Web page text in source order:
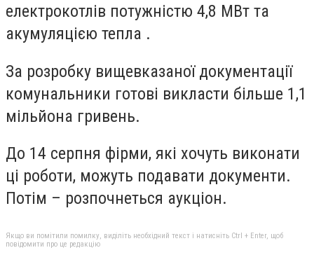
електрокотлів потужністю 4,8 МВт та
акумуляцією тепла .
За розробку вищевказаної документації
комунальники готові викласти більше 1,1
мільйона гривень.
До 14 серпня фірми, які хочуть виконати
ці роботи, можуть подавати документи.
Потім – розпочнеться аукціон.
Якщо ви помітили помилку, виділіть необхідний текст і натисніть Ctrl + Enter, щоб
повідомити про це редакцію